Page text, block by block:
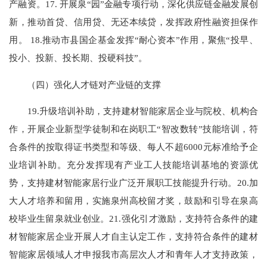
产融资。17. 开展泉“园”金融专项行动，深化供应链金融发展创
新，推动首贷、信用贷、无还本续贷，发挥政府性融资担保作
用。 18.推动市县国企基金发挥“耐心资本”作用，聚焦“投早、
投小、投新、投长期、投硬科技”。
（四）强化人才链对产业链的支撑
19.升级培训补助，支持建材智能家居企业与院校、机构合
作，开展企业新型学徒制和在岗职工“智改数转”技能培训，符
合条件的按取得证书类型和等级、每人不超6000元标准给予企
业培训补助。充分发挥现有产业工人技能培训基地的资源优
势，支持建材智能家居行业广泛开展职工技能提升行动。20.加
大人才培养和留用，实施泉州高校留才奖，鼓励和引导在泉高
校毕业生留泉就业创业。21.强化引才激励，支持符合条件的建
材智能家居企业开展人才自主认定工作，支持符合条件的建材
智能家居领域人才申报我市高层次人才和青年人才支持政策，